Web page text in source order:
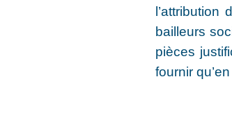
l’attribution
bailleurs
pièces
fournir